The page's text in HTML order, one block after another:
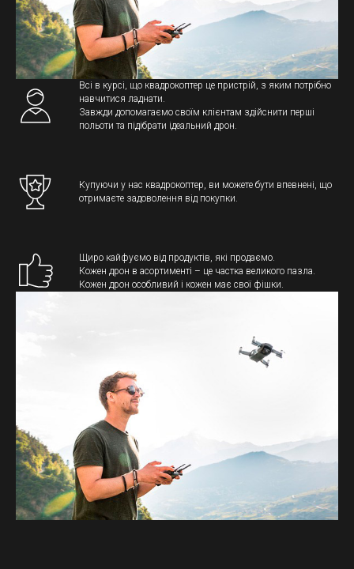
Всі в курсі, що квадрокоптер це пристрій, з яким потрібно
навчитися ладнати.
Завжди допомагаємо своїм клієнтам здійснити перші
польоти та підібрати ідеальний дрон.
Купуючи у нас квадрокоптер, ви можете бути впевнені, що
отримаєте задоволення від покупки.
Щиро кайфуємо від продуктів, які продаємо.
Кожен дрон в асортименті – це частка великого пазла.
Кожен дрон особливий і кожен має свої фішки.